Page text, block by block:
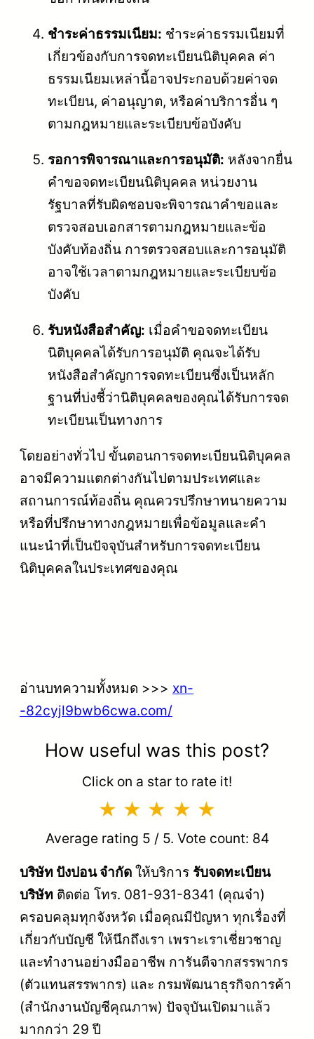
ชำระค่าธรรมเนียม: ชำระค่าธรรมเนียมที่
เกี่ยวข้องกับการจดทะเบียนนิติบุคคล ค่า
ธรรมเนียมเหล่านี้อาจประกอบด้วยค่าจด
ทะเบียน, ค่าอนุญาต, หรือค่าบริการอื่น ๆ
ตามกฎหมายและระเบียบข้อบังคับ
รอการพิจารณาและการอนุมัติ: หลังจากยื่น
คำขอจดทะเบียนนิติบุคคล หน่วยงาน
รัฐบาลที่รับผิดชอบจะพิจารณาคำขอและ
ตรวจสอบเอกสารตามกฎหมายและข้อ
บังคับท้องถิ่น การตรวจสอบและการอนุมัติ
อาจใช้เวลาตามกฎหมายและระเบียบข้อ
บังคับ
รับหนังสือสำคัญ: เมื่อคำขอจดทะเบียน
นิติบุคคลได้รับการอนุมัติ คุณจะได้รับ
หนังสือสำคัญการจดทะเบียนซึ่งเป็นหลัก
ฐานที่บ่งชี้ว่านิติบุคคลของคุณได้รับการจด
ทะเบียนเป็นทางการ
โดยอย่างทั่วไป ขั้นตอนการจดทะเบียนนิติบุคคล
อาจมีความแตกต่างกันไปตามประเทศและ
สถานการณ์ท้องถิ่น คุณควรปรึกษาทนายความ
หรือที่ปรึกษาทางกฎหมายเพื่อข้อมูลและคำ
แนะนำที่เป็นปัจจุบันสำหรับการจดทะเบียน
นิติบุคคลในประเทศของคุณ
อ่านบทความทั้งหมด >>> xn-
-82cyjl9bwb6cwa.com/
How useful was this post?
Click on a star to rate it!
Average rating 5 / 5. Vote count: 84
บริษัท ปังปอน จำกัด ให้บริการ รับจดทะเบียน
บริษัท ติดต่อ โทร. 081-931-8341 (คุณจ๋า)
ครอบคลุมทุกจังหวัด เมื่อคุณมีปัญหา ทุกเรื่องที่
เกี่ยวกับบัญชี ให้นึกถึงเรา เพราะเราเชี่ยวชาญ
และทำงานอย่างมืออาชีพ การันตีจากสรรพากร
(ตัวแทนสรรพากร) และ กรมพัฒนาธุรกิจการค้า
(สำนักงานบัญชีคุณภาพ) ปัจจุบันเปิดมาแล้ว
มากกว่า 29 ปี